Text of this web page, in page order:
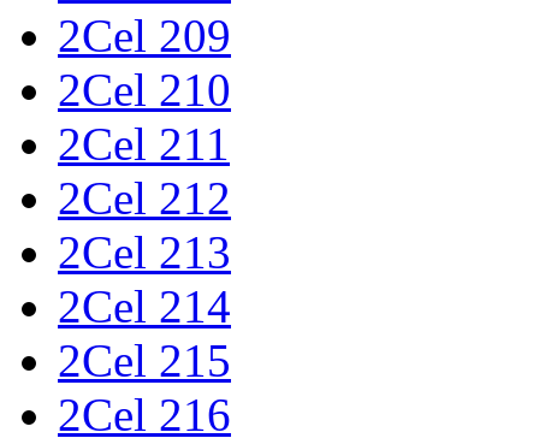
2Cel 209
2Cel 210
2Cel 211
2Cel 212
2Cel 213
2Cel 214
2Cel 215
2Cel 216